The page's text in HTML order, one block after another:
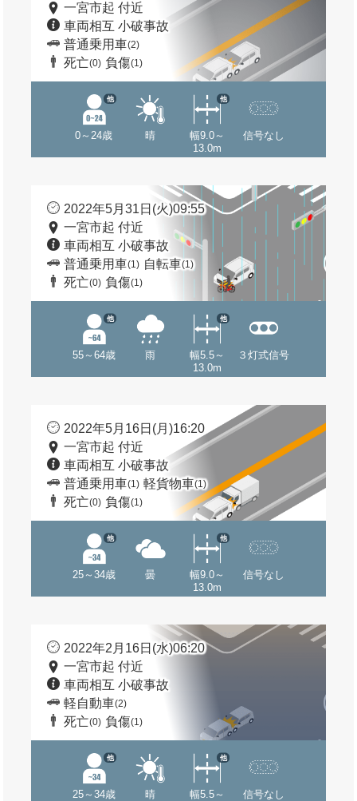
一宮市起 付近
車両相互 小破事故
普通乗用車(2)
死亡(0) 負傷(1)
0～24歳
他
晴
幅9.0～
13.0m
他
信号なし
2022年5月31日(火)09:55
一宮市起 付近
車両相互 小破事故
普通乗用車(1) 自転車(1)
死亡(0) 負傷(1)
55～64歳
他
雨
幅5.5～
13.0m
他
３灯式信号
2022年5月16日(月)16:20
一宮市起 付近
車両相互 小破事故
普通乗用車(1) 軽貨物車(1)
死亡(0) 負傷(1)
25～34歳
他
曇
幅9.0～
13.0m
他
信号なし
2022年2月16日(水)06:20
一宮市起 付近
車両相互 小破事故
軽自動車(2)
死亡(0) 負傷(1)
25～34歳
他
晴
幅5.5～
他
信号なし